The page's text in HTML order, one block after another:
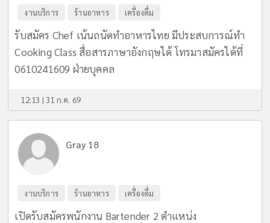
งานบริการ ร้านอาหาร เครื่องดื่ม
รับสมัคร Chef เน้นถนัดทำอาหารไทย มีประสบการณ์ทำ
Cooking Class สื่อสารภาษาอังกฤษได้ โทรมาสมัครได้ที่
0610241609 ฝ่ายบุคคล
12:13 | 31 ก.ค. 69
Gray 18
งานบริการ ร้านอาหาร เครื่องดื่ม
เปิดรับสมัครพนักงาน Bartender 2 ตำแหน่ง